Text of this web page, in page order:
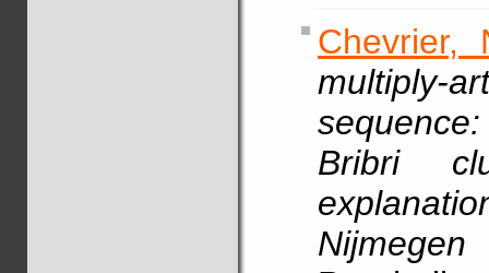
Chevrier,
multiply-
Bribri